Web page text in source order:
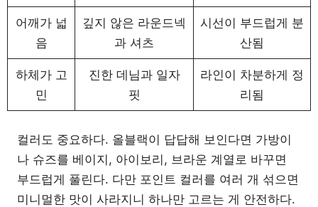
어깨가 넓
음
깊지 않은 라운드넥
과 셔츠
시선이 부드럽게 분
산됨
하체가 고
민
진한 데님과 일자
핏
라인이 차분하게 정
리됨
컬러도 중요하다. 올블랙이 답답해 보인다면 가방이
나 슈즈를 베이지, 아이보리, 브라운 계열로 바꾸면
부드럽게 풀린다. 다만 포인트 컬러를 여러 개 섞으면
미니멀한 맛이 사라지니 하나만 고르는 게 안전하다.